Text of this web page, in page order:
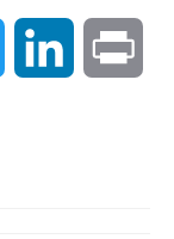
Twitter LinkedIn